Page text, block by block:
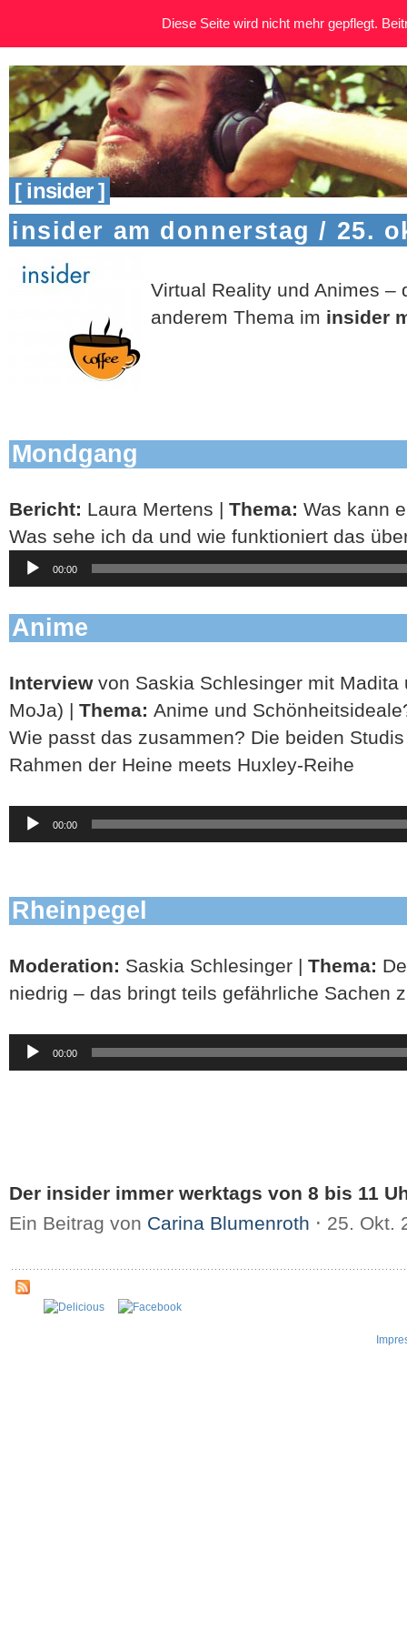
[ insider ]
insider am donnerstag / 25.
Virtual Reality und Animes –
anderem Thema im insider
Mondgang
Bericht: Laura Mertens | Thema: Was kann
Was sehe ich da und wie funktioniert das
Audio-
Player
00:00
Anime
Interview von Saskia Schlesinger mit
MoJa) | Thema: Anime und
Wie passt das zusammen? Die beiden
Rahmen der Heine meets Huxley-Reihe
Audio-
Player
00:00
Rheinpegel
Moderation: Saskia Schlesinger | Thema:
niedrig – das bringt teils gefährliche Sachen
Audio-
Player
00:00
Der insider immer werktags von 8 bis 11
Ein Beitrag von Carina Blumenroth ⋅ 25. Okt.
Diese Seite wird nicht mehr gepflegt.